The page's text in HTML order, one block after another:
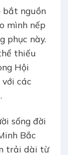
bắt nguồn
mình nếp
phục này.
thiếu
Hội
các
sống đời
Bắc
trải dài từ